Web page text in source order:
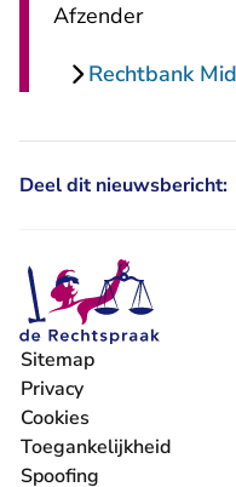
Afzender
Rechtbank
Deel dit nieuwsbericht:
Sitemap
Privacy
Cookies
Toegankelijkheid
Spoofing